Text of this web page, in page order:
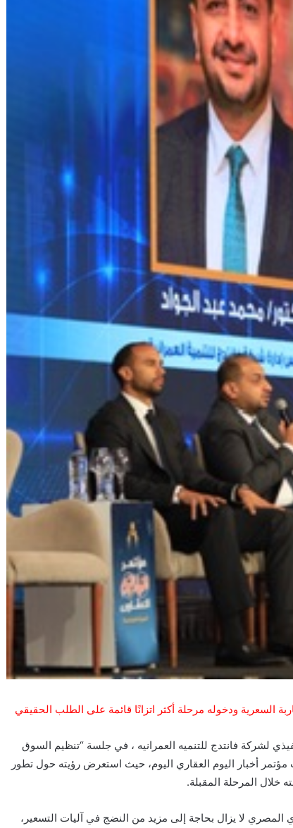
لشركة فانتدج للتنميه العمرانيه ، في جلسة “تنظيم السوق
أخبار اليوم العقاري اليوم، حيث استعرض رؤيته حول تطور
خلال المرحلة المقبلة.
المصري لا يزال بحاجة إلى مزيد من النضج في آليات التسعير،